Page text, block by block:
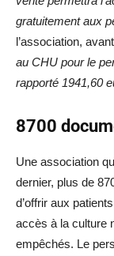
gratuitement aux
l’association,
au CHU pour le
rapporté 1941,60
8700
Une association
dernier, plus de
d’offrir aux
accès à la culture
empêchés. Le